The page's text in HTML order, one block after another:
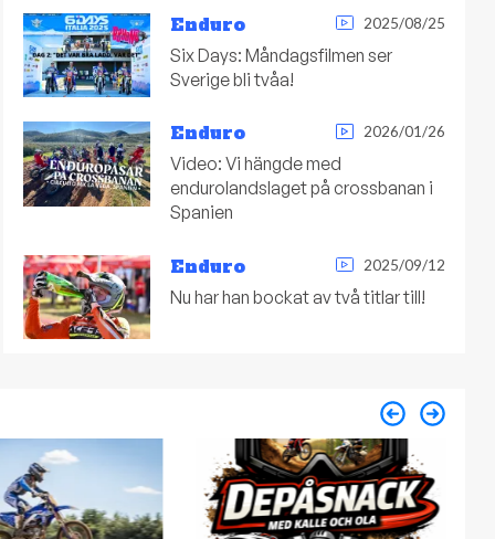
Enduro 2025/08/25
Six Days: Måndagsfilmen ser
Sverige bli tvåa!
Enduro 2026/01/26
Video: Vi hängde med
endurolandslaget på crossbanan i
Spanien
Enduro 2025/09/12
Nu har han bockat av två titlar till!